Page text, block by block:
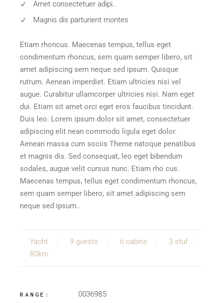
Amet consectetuer adipi..
Magnis dis parturient montes
Etiam rhoncus. Maecenas tempus, tellus eget
condimentum rhoncus, sem quam semper libero, sit
amet adipiscing sem neque sed ipsum. Quisque
rutrum. Aenean imperdiet. Etiam ultricies nisi vel
augue. Curabitur ullamcorper ultricies nisi. Nam eget
dui. Etiam sit amet orci eget eros faucibus tincidunt.
Duis leo. Lorem ipsum dolor sit amet, consectetuer
adipiscing elit nean commodo ligula eget dolor.
Aenean massa cum sociis Theme natoque penatibus
et magnis dis. Sed consequat, leo eget bibendum
sodales, augue velit cursus nunc. Etiam rho cus.
Maecenas tempus, tellus eget condimentum rhoncus,
sem quam semper libero, sit amet adipiscing sem
neque sed ipsum..
Yacht 9 guests 6 cabins
3 stuf
80km
RANGE: 0036985